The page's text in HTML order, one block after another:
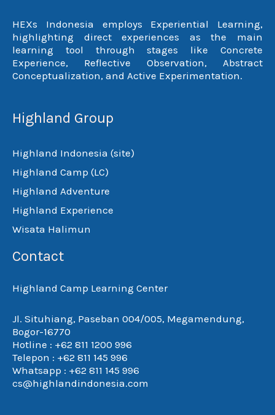
HEXs Indonesia employs Experiential Learning,
highlighting direct experiences as the main
learning tool through stages like Concrete
Experience, Reflective Observation, Abstract
Conceptualization, and Active Experimentation.
Highland Group
Highland Indonesia (site)
Highland Camp (LC)
Highland Adventure
Highland Experience
Wisata Halimun
Contact
Highland Camp Learning Center
Jl. Situhiang, Paseban 004/005, Megamendung,
Bogor-16770
Hotline : +62 811 1200 996
Telepon : +62 811 145 996
Whatsapp : +62 811 145 996
cs@highlandindonesia.com